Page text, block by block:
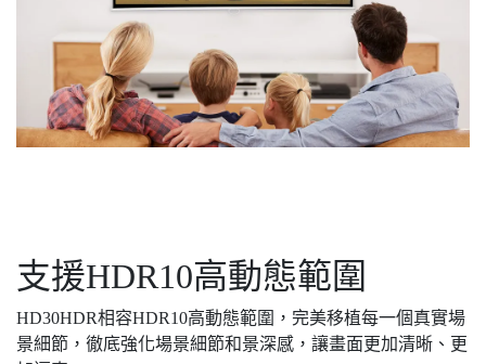
支援HDR10高動態範圍
HD30HDR相容HDR10高動態範圍，完美移植每一個真實場
景細節，徹底強化場景細節和景深感，讓畫面更加清晰、更